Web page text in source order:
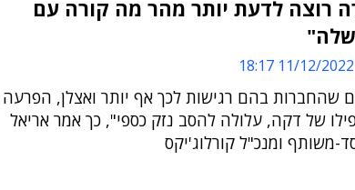
רוצה לדעת יותר מהר מה קורה עם
שלה"
11/12/2022 18:17
שהחברות בהם רגישות לכך אף יותר ואצלן, הפרעה
של דקה, עלולה להסב נזק כספי", כך אמר אריאל
משותף ומנכ"ל קורלוג'יקס